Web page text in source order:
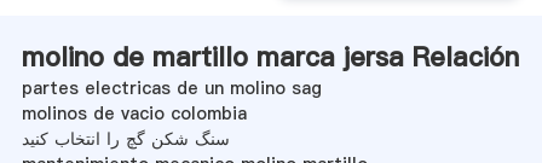
molino de martillo marca jersa Relación
partes electricas de un molino sag
molinos de vacio colombia
سنگ شکن گچ را انتخاب کنید